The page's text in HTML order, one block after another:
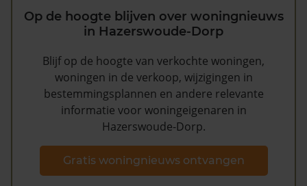
Op de hoogte blijven over woningnieuws
in Hazerswoude-Dorp
Blijf op de hoogte van verkochte woningen,
woningen in de verkoop, wijzigingen in
bestemmingsplannen en andere relevante
informatie voor woningeigenaren in
Hazerswoude-Dorp.
Gratis woningnieuws ontvangen